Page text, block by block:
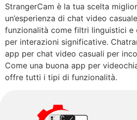
StrangerCam è la tua scelta
un’esperienza di chat video
funzionalità come filtri linguistici e
per interazioni significative.
app per chat video casuali per
Come una buona app per
offre tutti i tipi di funzionalità.